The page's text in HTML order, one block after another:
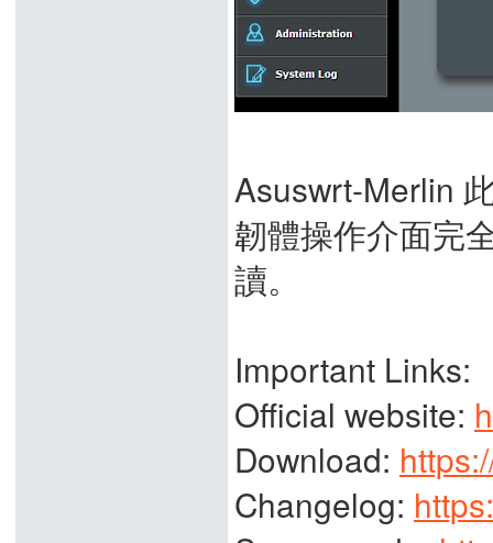
Asuswrt-Merlin
韌體操作介面完
讀。
Important Links:
Official website:
Download:
Changelog: